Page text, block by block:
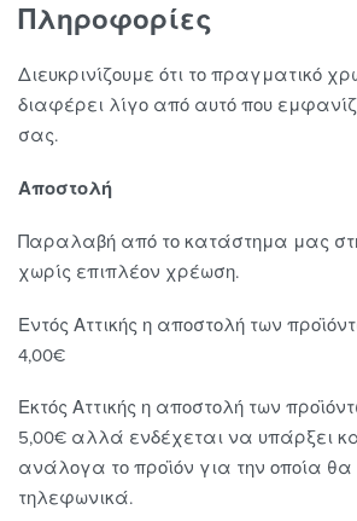
Πληροφορίες
Διευκρινίζουμε ότι το πραγματικό
διαφέρει λίγο από αυτό που
σας.
Αποστολή
Παραλαβή από το κατάστημα μας
χωρίς επιπλέον χρέωση.
Εντός Αττικής η αποστολή των
4,00€
Εκτός Αττικής η αποστολή των
5,00€ αλλά ενδέχεται να υπάρξει
ανάλογα το προϊόν για την οποία θα
τηλεφωνικά.